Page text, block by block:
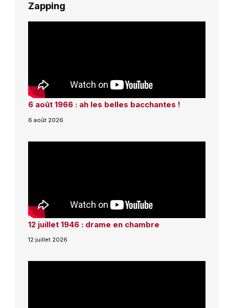
Zapping
6 août 1966 : ah les belles bacchantes !
6 août 2026
12 juillet 1946 : drame en chambre
12 juillet 2026